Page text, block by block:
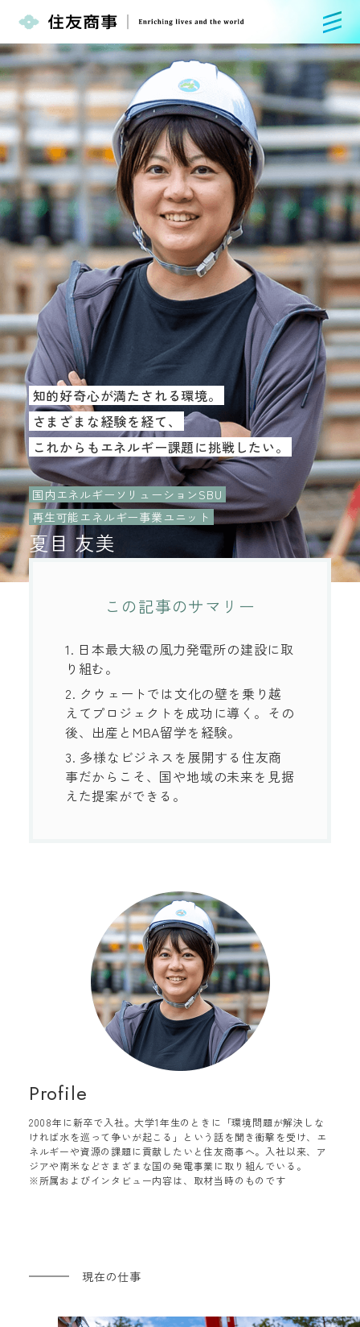
知的好奇心が満たされる環境。
さまざまな経験を経て、
これからもエネルギー課題に挑戦したい。
国内エネルギーソリューションSBU
再生可能エネルギー事業ユニット
夏目 友美
この記事のサマリー
1. 日本最大級の風力発電所の建設に取
り組む。
2. クウェートでは文化の壁を乗り越
えてプロジェクトを成功に導く。その
後、出産とMBA留学を経験。
3. 多様なビジネスを展開する住友商
事だからこそ、国や地域の未来を見据
えた提案ができる。
Profile
2008年に新卒で入社。大学1年生のときに「環境問題が解決しな
ければ水を巡って争いが起こる」という話を聞き衝撃を受け、エ
ネルギーや資源の課題に貢献したいと住友商事へ。入社以来、ア
ジアや南米などさまざまな国の発電事業に取り組んでいる。
※所属およびインタビュー内容は、取材当時のものです
現在の仕事